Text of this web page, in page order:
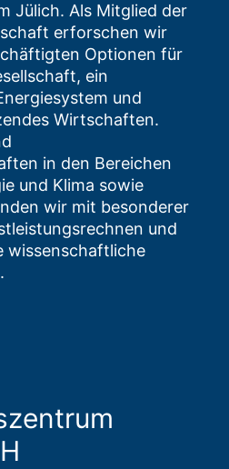
Jülich. Als Mitglied der
erforschen wir
Optionen für
ein
und
Wirtschaften.
in den Bereichen
und Klima sowie
wir mit besonderer
und
wissenschaftliche